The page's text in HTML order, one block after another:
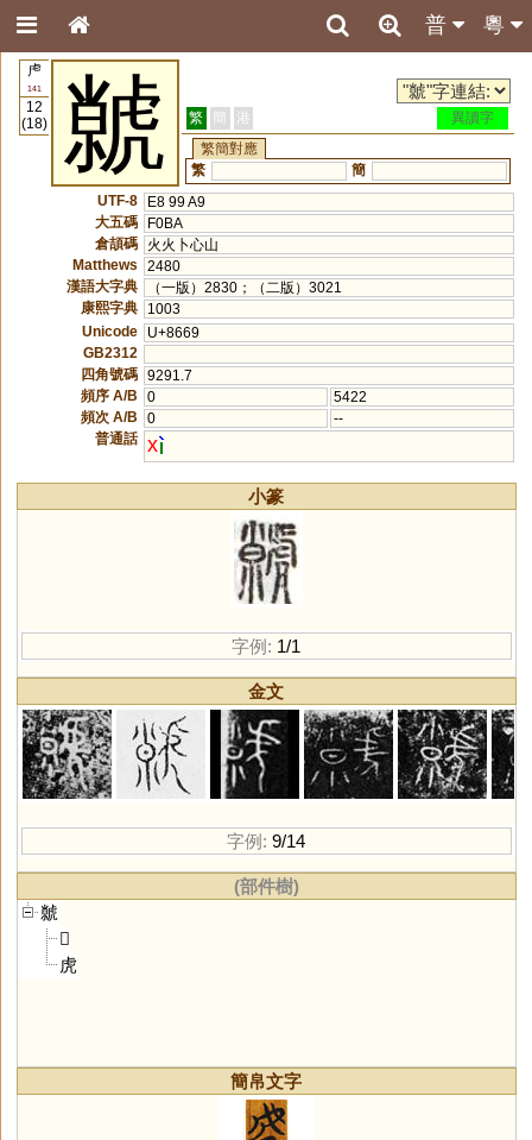
粵
普
虍
141
12
(18)
虩 繁 簡 港
異讀字
繁簡對應
繁
簡
UTF-8
E8 99 A9
大五碼
F0BA
倉頡碼
火火卜心山
Matthews
2480
漢語大字典
（一版）2830；（二版）3021
康熙字典
1003
Unicode
U+8669
GB2312
四角號碼 9291.7
頻序 A/B
0
5422
頻次 A/B
0
--
普通話 x
小篆
字例: 1/1
金文
字例: 9/14
(部件樹)
虩
𡭴
虎
簡帛文字